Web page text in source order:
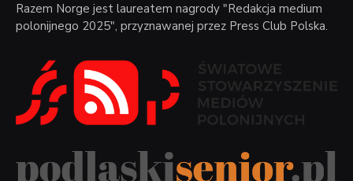
Razem Norge jest laureatem nagrody "Redakcja medium
polonijnego 2025", przyznawanej przez Press Club Polska.